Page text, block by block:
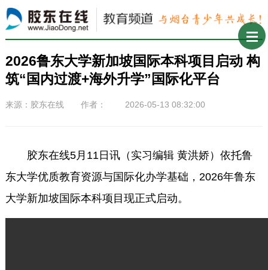
2026鲁东大学新加坡国际本科项目启动 构
筑“国内过渡+海外升学”国际化平台
来源：胶东在线 作者： 2026-05-13 08:32:00
胶东在线5月11日讯（实习编辑 黄洪娇）依托鲁
东大学优质教育资源与国际化办学基础，2026年鲁东
大学新加坡国际本科项目现正式启动。